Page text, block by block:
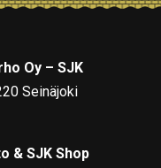
Oy – SJK
Seinäjoki
& SJK Shop